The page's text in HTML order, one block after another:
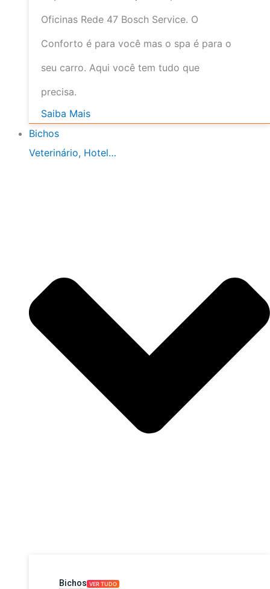
Oficinas Rede 47 Bosch Service. O
Conforto é para você mas o spa é para o
seu carro. Aqui você tem tudo que
precisa.
Saiba Mais
Bichos
Veterinário, Hotel…
Bichos VER TUDO